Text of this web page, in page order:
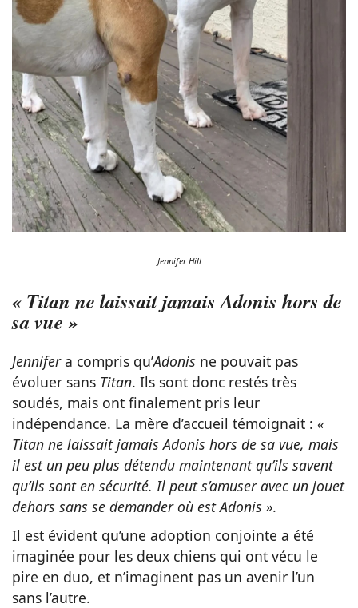
Jennifer Hill
« Titan ne laissait jamais Adonis hors de
sa vue »
Jennifera compris qu’Adonis ne pouvait pas
évoluer sans Titan. Ils sont donc restés très
soudés, mais ont finalement pris leur
indépendance. La mère d’accueil témoignait : «
Titan ne laissait jamais Adonis hors de sa vue, mais
il est un peu plus détendu maintenant qu’ils savent
qu’ils sont en sécurité. Il peut s’amuser avec un jouet
dehors sans se demander où est Adonis ».
Il est évident qu’une adoption conjointe a été
imaginée pour les deux chiens qui ont vécu le
pire en duo, et n’imaginent pas un avenir l’un
sans l’autre.